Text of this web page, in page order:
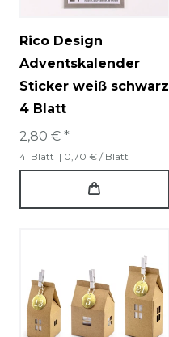
Rico Design
Adventskalender
Sticker weiß schwarz
4 Blatt
2,80 € *
4 Blatt | 0,70 € / Blatt